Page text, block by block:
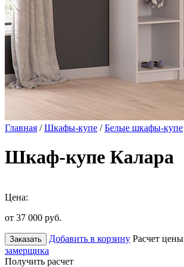
Главная /Шкафы-купе /Белые шкафы-купе
Шкаф-купе Калара
Цена:
от 37 000 руб.
Заказать Добавить в корзину Расчет цены
замерщика
Получить расчет